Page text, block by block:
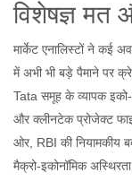
विशेषज्ञ मत
मार्केट एनालिस्टों ने कई
में अभी भी बड़े पैमाने पर
Tata समूह के व्यापक
और क्लीनटेक प्रोजेक्ट
ओर, RBI की नियामकीय
मैक्रो‑इकोनॉमिक